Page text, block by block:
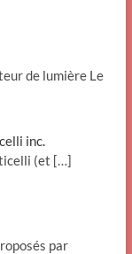
de lumière Le
inc.
(et […]
par